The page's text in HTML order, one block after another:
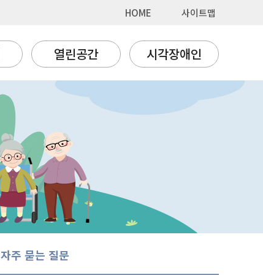
HOME 사이트맵
열린공간 시각장애인
자주 묻는 질문